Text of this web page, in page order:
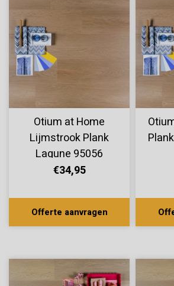
Otium at Home
Lijmstrook Plank
Lagune 95056
€34,95
Offerte aanvragen